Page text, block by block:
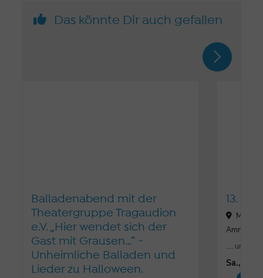
Das könnte Dir auch gefallen
Balladenabend mit der
Theatergruppe Tragaudion
e.V. „Hier wendet sich der
Gast mit Grausen…“ -
Unheimliche Balladen und
Lieder zu Halloween.
13.
Ammersee
…. und es
Sa.,